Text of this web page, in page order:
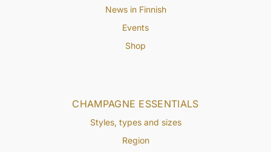
CHAMPAGNE ESSENTIALS
Styles, types and sizes
Region
News in Finnish
Events
Shop